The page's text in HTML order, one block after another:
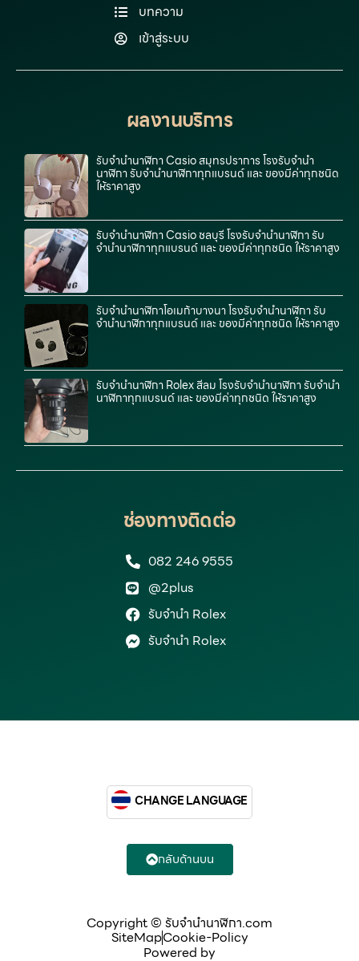
บทความ
เข้าสู่ระบบ
ผลงานบริการ
รับจํานํานาฬิกา Casio สมุทรปราการ โรงรับจำนำ
นาฬิกา รับจำนำนาฬิกาทุกแบรนด์ และ ของมีค่าทุกชนิด
ให้ราคาสูง
รับจํานํานาฬิกา Casio ชลบุรี โรงรับจำนำนาฬิกา รับ
จำนำนาฬิกาทุกแบรนด์ และ ของมีค่าทุกชนิด ให้ราคาสูง
รับจำนำนาฬิกาโอเมก้าบางนา โรงรับจำนำนาฬิกา รับ
จำนำนาฬิกาทุกแบรนด์ และ ของมีค่าทุกชนิด ให้ราคาสูง
รับจำนำนาฬิกา Rolex สีลม โรงรับจำนำนาฬิกา รับจำนำ
นาฬิกาทุกแบรนด์ และ ของมีค่าทุกชนิด ให้ราคาสูง
ช่องทางติดต่อ
082 246 9555
@2plus
รับจำนำ Rolex
รับจำนำ Rolex
Copyright © รับจํานํานาฬิกา.com
SiteMapCookie-Policy
Powered by
CHANGE LANGUAGE
กลับด้านบน